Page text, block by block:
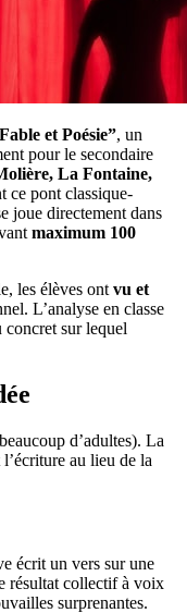
et Poésie”, un
pour le secondaire
La Fontaine,
ce pont classique-
joue directement dans
maximum 100
les élèves ont vu et
L’analyse en classe
sur lequel
d’adultes). La
au lieu de la
écrit un vers sur une
résultat collectif à voix
surprenantes.